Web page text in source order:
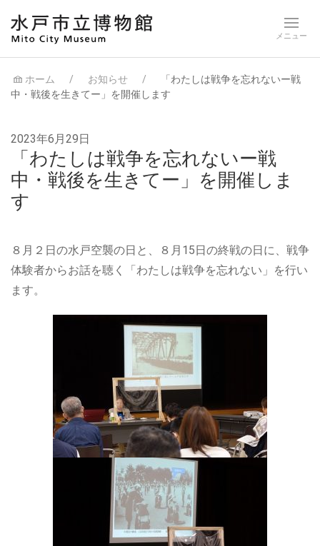
ホーム お知らせ
「わたしは戦争を忘れないー戦
中・戦後を生きてー」を開催します
2023年6月29日
「わたしは戦争を忘れないー戦
中・戦後を生きてー」を開催しま
す
８月２日の水戸空襲の日と、８月15日の終戦の日に、戦争
体験者からお話を聴く「わたしは戦争を忘れない」を行い
ます。